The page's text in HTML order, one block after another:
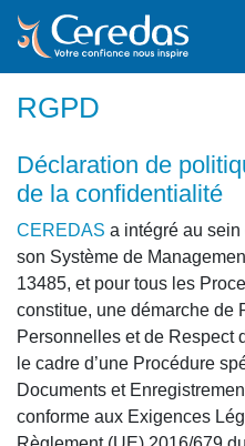
RGPD
déclaration de politique qualité en gestion
de la confidentialité
CEREDAS a intégré au
son Système de
13485, et pour tous les
constitue, une démarche de
Personnelles et de Respect
le cadre d’une Procédure
Documents et
conforme aux Exigences